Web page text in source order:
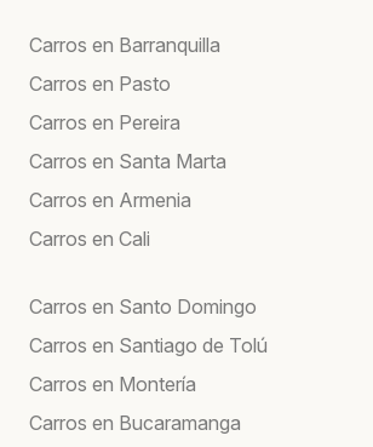
Carros en Barranquilla
Carros en Pasto
Carros en Pereira
Carros en Santa Marta
Carros en Armenia
Carros en Cali
Carros en Santo Domingo
Carros en Santiago de Tolú
Carros en Montería
Carros en Bucaramanga